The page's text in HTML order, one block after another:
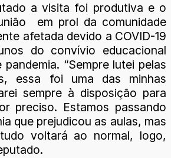
a visita foi produtiva e o
em prol da comunidade
afetada devido a COVID-19
do convívio educacional
“Sempre lutei pelas
essa foi uma das minhas
sempre à disposição para
preciso. Estamos passando
que prejudicou as aulas, mas
voltará ao normal, logo,